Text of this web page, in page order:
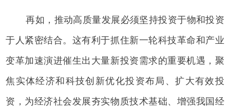
再如，推动高质量发展必须坚持投资于物和投资
于人紧密结合。这有利于抓住新一轮科技革命和产业
变革加速演进催生出大量新投资需求的重要机遇，聚
焦实体经济和科技创新优化投资布局、扩大有效投
资，为经济社会发展夯实物质技术基础、增强我国经